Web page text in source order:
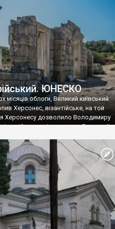
викрадені з фондів об’єкту
«Херсонеса Таврійського».
«Золото Візантії», але експерти та
це лише […]
ЮНЕСКО
місяців облоги, Великий київський
Херсонес, візантійське, на той
Херсонесу дозволило Володимиру
імператору Василю ІІ,
став Василем-
Хрещення Русі. На честь
названо місто […]